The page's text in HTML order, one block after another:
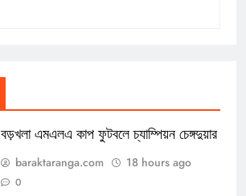
বড়খলা এমএলএ কাপ ফুটবলে চ্যাম্পিয়ন চেঙ্গদুয়ার
baraktaranga.com 18 hours ago
0